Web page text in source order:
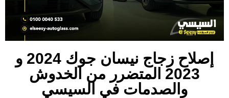
إصلاح زجاج نيسان جوك 2024 و
2023 المتضرر من الخدوش
والصدمات في السيسي